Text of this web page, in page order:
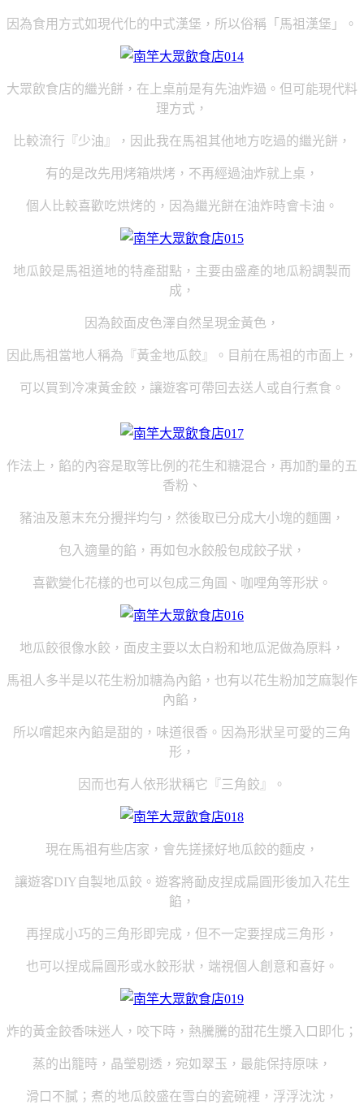
因為食用方式如現代化的中式漢堡 ，所以俗稱「馬祖漢堡」。
大眾飲食店的繼光餅，在上桌前是有先油炸過。但可能現代料
理方式，
比較流行『少油』，因此我在馬祖其他地方吃過的繼光餅，
有的是改先用烤箱烘烤，不再經過油炸就上桌，
個人比較喜歡吃烘烤的，因為繼光餅在油炸時會卡油。
地瓜餃是馬祖道地的特產甜點，主要由盛產的地瓜粉調製而
成，
因為餃面皮色澤自然呈現金黃色，
因此馬祖當地人稱為『黃金地瓜餃』 。目前在馬祖的市面上，
可以買到冷凍黃金餃，讓遊客可帶回去送人或自行煮食。
作法上，餡的內容是取等比例的花生和糖混合，再加酌量的五
香粉、
豬油及蔥末充分攪拌均勻，然後取已分成大小塊的麵團，
包入適量的餡，再如包水餃般包成餃子狀，
喜歡變化花樣的也可以包成三角圓、咖哩角等形狀。
地瓜餃很像水餃，面皮主要以太白粉和地瓜泥做為原料，
馬祖人多半是以花生粉加糖為內餡，也有以花生粉加芝麻製作
內餡，
所以嚐起來內餡是甜的，味道很香。因為形狀呈可愛的三角
形，
因而也有人依形狀稱它『三角餃』。
現在馬祖有些店家，會先搓揉好地瓜餃的麵皮，
讓遊客DIY自製地瓜餃。遊客將勔皮捏成扁圓形後加入花生
餡，
再捏成小巧的三角形即完成，但不一定要捏成三角形，
也可以捏成扁圓形或水餃形狀，端視個人創意和喜好。
炸的黃金餃香味迷人，咬下時，熱騰騰的甜花生漿入口即化；
蒸的出籠時，晶瑩剔透，宛如翠玉，最能保持原味，
滑口不膩；煮的地瓜餃盛在雪白的瓷碗裡，浮浮沈沈，